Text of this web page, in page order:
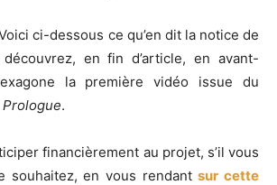
ci-dessous ce qu’en dit la notice de
en fin d’article, en avant-
la première vidéo issue du
Prologue.
financièrement au projet, s’il vous
souhaitez, en vous rendantsur cette